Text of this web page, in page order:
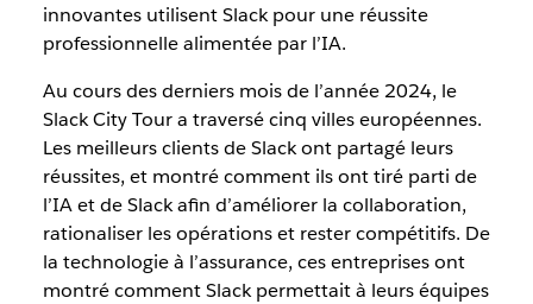
innovantes utilisent Slack pour une réussite
professionnelle alimentée par l’IA.
Au cours des derniers mois de l’année 2024, le
Slack City Tour a traversé cinq villes européennes.
Les meilleurs clients de Slack ont partagé leurs
réussites, et montré comment ils ont tiré parti de
l’IA et de Slack afin d’améliorer la collaboration,
rationaliser les opérations et rester compétitifs. De
la technologie à l’assurance, ces entreprises ont
montré comment Slack permettait à leurs équipes